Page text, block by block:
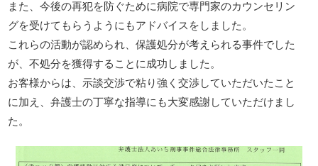
また、今後の再犯を防ぐために病院で専門家のカウンセリン
グを受けてもらうようにもアドバイスをしました。
これらの活動が認められ、保護処分が考えられる事件でした
が、不処分を獲得することに成功しました。
お客様からは、示談交渉で粘り強く交渉していただいたこと
に加え、弁護士の丁寧な指導にも大変感謝していただけまし
た。